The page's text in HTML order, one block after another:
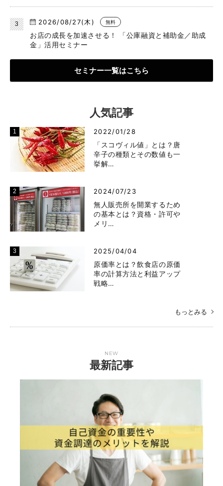
2026/08/27(木) 無料
お店の成長を加速させる！ 「公庫融資と補助金／助成
金」活用セミナー
セミナー一覧はこちら
人気記事
2022/01/28
「スコヴィル値」とは？唐
辛子の種類とその数値も一
挙解…
2024/07/23
無人販売所を開業するため
の基本とは？資格・許可や
メリ…
2025/04/04
原価率とは？飲食店の原価
率の計算方法と利益アップ
戦略…
もっとみる
NEW
最新記事